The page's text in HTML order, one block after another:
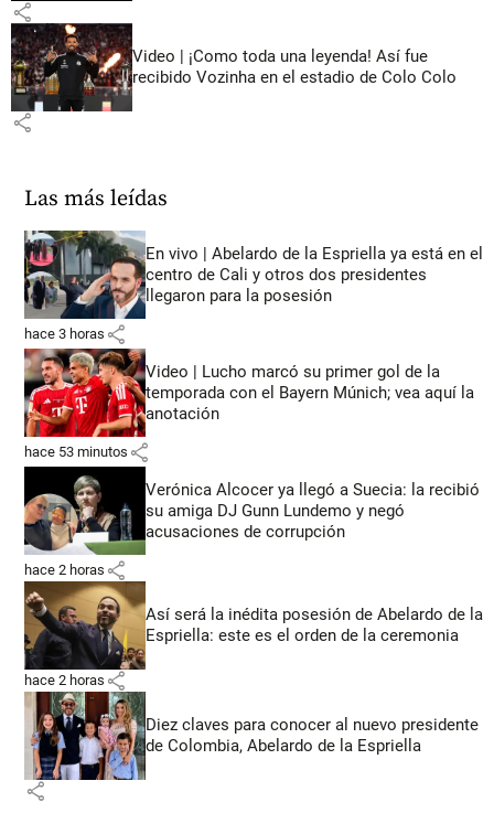
share
Video | ¡Como toda una leyenda! Así fue
recibido Vozinha en el estadio de Colo Colo
share
Las más leídas
En vivo | Abelardo de la Espriella ya está en el
centro de Cali y otros dos presidentes
llegaron para la posesión
hace 3 horas share
Video | Lucho marcó su primer gol de la
temporada con el Bayern Múnich; vea aquí la
anotación
hace 53 minutos share
Verónica Alcocer ya llegó a Suecia: la recibió
su amiga DJ Gunn Lundemo y negó
acusaciones de corrupción
hace 2 horas share
Así será la inédita posesión de Abelardo de la
Espriella: este es el orden de la ceremonia
hace 2 horas share
Diez claves para conocer al nuevo presidente
de Colombia, Abelardo de la Espriella
share